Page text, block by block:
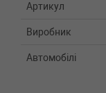
Артикул
Виробник
Автомобілі